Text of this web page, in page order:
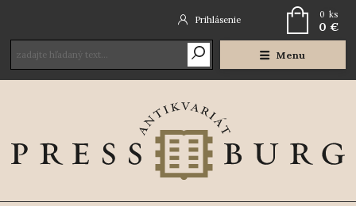
Menu
Prihlásenie 0 ks
0 €